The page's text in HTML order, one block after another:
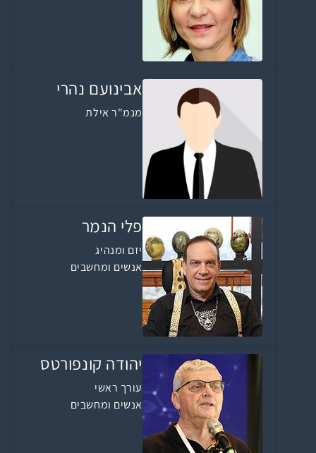
אבינועם נהרי
מנמ"ר אילת
פלי הנמר
יזם ומנהיג
אנשים ומחשבים
יהודה קונפורטס
עורך ראשי
אנשים ומחשבים